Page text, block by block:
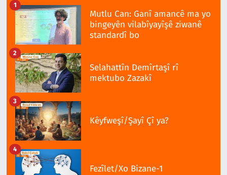
Mutlu Can: Ganî amancê ma yo
bingeyên vilabîyayîşê ziwanê
standardî bo
1
Selahattîn Demîrtaşî rî
mektubo Zazakî
2
Kêyfweşî/Şayî Çî ya?
3
Fezîlet/Xo Bizane-1
4